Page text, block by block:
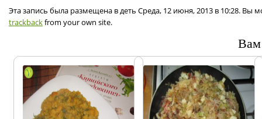
Эта запись была размещена в деть Среда, 12 июня, 2013 в 10:28. Вы
trackbackfrom your own site.
Вам